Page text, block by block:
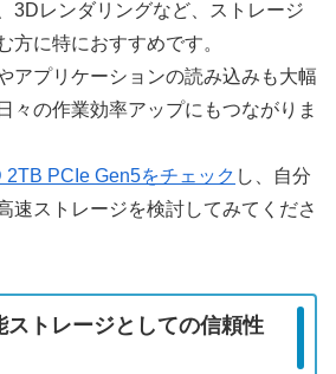
3Dレンダリングなど、ストレージ
方に特におすすめです。
アプリケーションの読み込みも大幅
々の作業効率アップにもつながりま
2TB PCIe Gen5をチェック し、自分
速ストレージを検討してみてくださ
ストレージとしての信頼性